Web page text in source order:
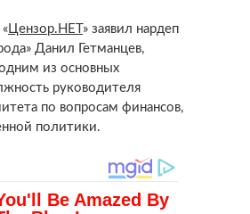
Цензор.НЕТ» заявил нардеп
Данил Гетманцев,
из основных
руководителя
по вопросам финансов,
политики.